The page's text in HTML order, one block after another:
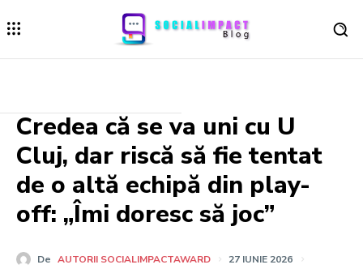
Credea că se va uni cu U
Cluj, dar riscă să fie tentat
de o altă echipă din play-
off: „Îmi doresc să joc”
De AUTORII SOCIALIMPACTAWARD
27 IUNIE 2026